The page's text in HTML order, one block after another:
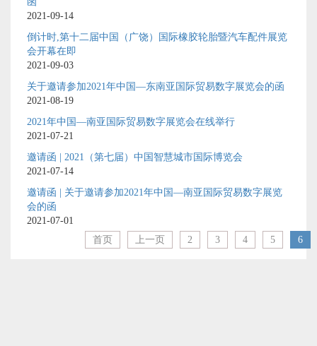
2021-09-14
倒计时,第十二届中国（广饶）国际橡胶轮胎暨汽车配件展览
会开幕在即
2021-09-03
关于邀请参加2021年中国—东南亚国际贸易数字展览会的函
2021-08-19
2021年中国—南亚国际贸易数字展览会在线举行
2021-07-21
邀请函 | 2021（第七届）中国智慧城市国际博览会
2021-07-14
邀请函 | 关于邀请参加2021年中国—南亚国际贸易数字展览
会的函
2021-07-01
首页
上一页 2 3 4 5 6